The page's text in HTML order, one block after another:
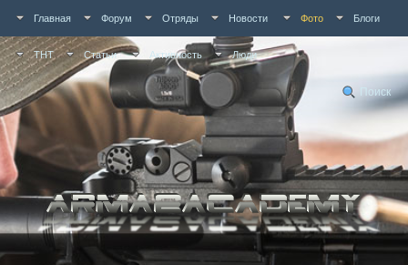
Главная Форум Отряды Новости Фото Блоги
ТНТ Статьи Активность Люди
Поиск